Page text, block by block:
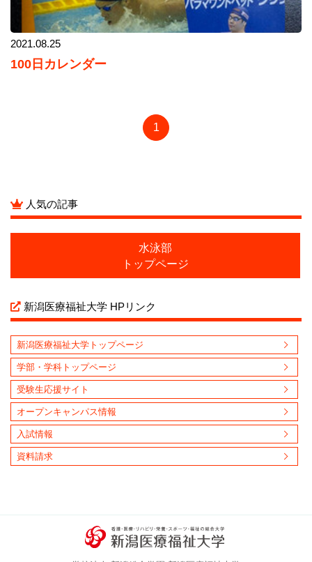
2021.08.25
100日カレンダー
1
人気の記事
水泳部
トップページ
新潟医療福祉大学 HPリンク
新潟医療福祉大学トップページ
学部・学科トップページ
受験生応援サイト
オープンキャンパス情報
入試情報
資料請求